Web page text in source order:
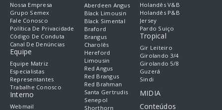
Nossa Empresa
Grupo Semex
Fale Conosco
Política De Privacidade
Código De Conduta
Canal De Denúncias
Equipe
Equipe Matriz
Especialistas
Representantes
Trabalhe Conosco
Interno
Webmail
Aberdeen Angus
Black Limousin
Black Simental
Braford
Brangus
Charolês
Hereford
Limousin
Red Angus
Red Brangus
Red Brahman
Santa Gertrudis
Senepol
Shorthorn
Holandês V&B
Holandês P&B
Jersey
Pardo Suiço
Tropical
Gir Leiteiro
Girolando 3/4
Girolando 5/8
Guzerá
Sindi
MIDIA
Conteúdos